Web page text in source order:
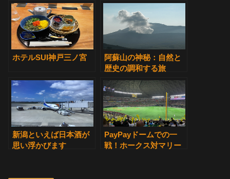
ホテルSUI神戸三ノ宮
阿蘇山の神秘：自然と
歴史の調和する旅
新潟といえば日本酒が
思い浮かびます
PayPayドームでの一
戦！ホークス対マリー